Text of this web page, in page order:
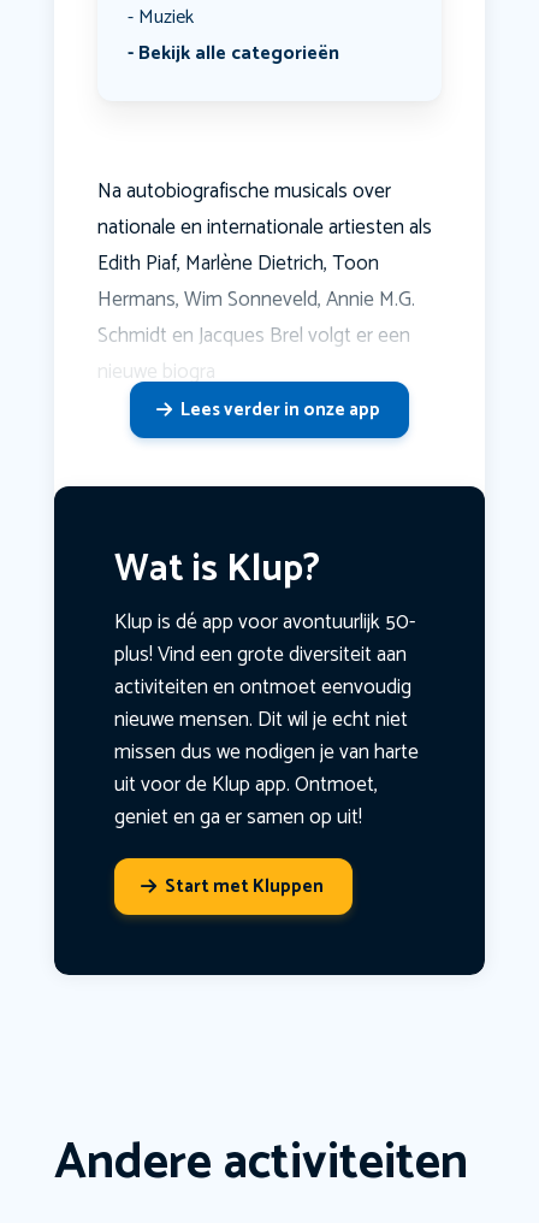
Muziek
Bekijk alle categorieën
Na autobiografische musicals over
nationale en internationale artiesten als
Edith Piaf, Marlène Dietrich, Toon
Hermans, Wim Sonneveld, Annie M.G.
Schmidt en Jacques Brel volgt er een
nieuwe biogra
Lees verder in onze app
Wat is Klup?
Klup is dé app voor avontuurlijk 50-
plus! Vind een grote diversiteit aan
activiteiten en ontmoet eenvoudig
nieuwe mensen. Dit wil je echt niet
missen dus we nodigen je van harte
uit voor de Klup app. Ontmoet,
geniet en ga er samen op uit!
Start met Kluppen
Andere activiteiten